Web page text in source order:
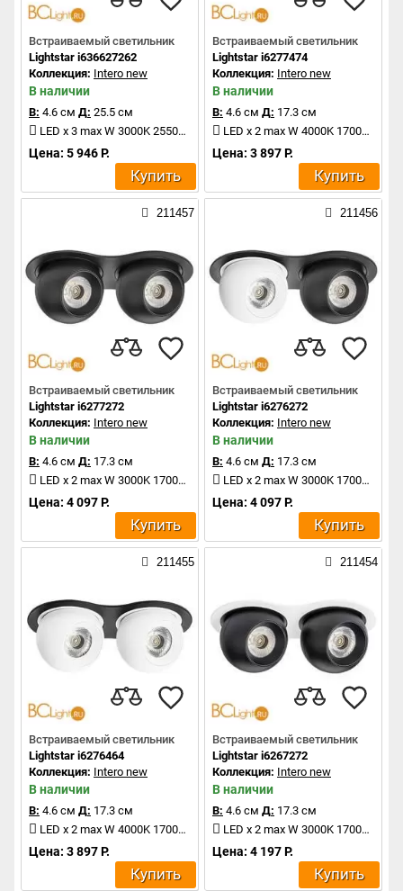
Встраиваемый светильник
Lightstar i636627262
Коллекция: Intero new
В наличии
В: 4.6 см Д: 25.5 см
LED x 3 max W 3000K 2550Lm
Цена: 5 946 Р.
Купить
Встраиваемый светильник
Lightstar i6277474
Коллекция: Intero new
В наличии
В: 4.6 см Д: 17.3 см
LED x 2 max W 4000K 1700Lm
Цена: 3 897 Р.
Купить
211457
Встраиваемый светильник
Lightstar i6277272
Коллекция: Intero new
В наличии
В: 4.6 см Д: 17.3 см
LED x 2 max W 3000K 1700Lm
Цена: 4 097 Р.
Купить
211456
Встраиваемый светильник
Lightstar i6276272
Коллекция: Intero new
В наличии
В: 4.6 см Д: 17.3 см
LED x 2 max W 3000K 1700Lm
Цена: 4 097 Р.
Купить
211455
Встраиваемый светильник
Lightstar i6276464
Коллекция: Intero new
В наличии
В: 4.6 см Д: 17.3 см
LED x 2 max W 4000K 1700Lm
Цена: 3 897 Р.
Купить
211454
Встраиваемый светильник
Lightstar i6267272
Коллекция: Intero new
В наличии
В: 4.6 см Д: 17.3 см
LED x 2 max W 3000K 1700Lm
Цена: 4 197 Р.
Купить